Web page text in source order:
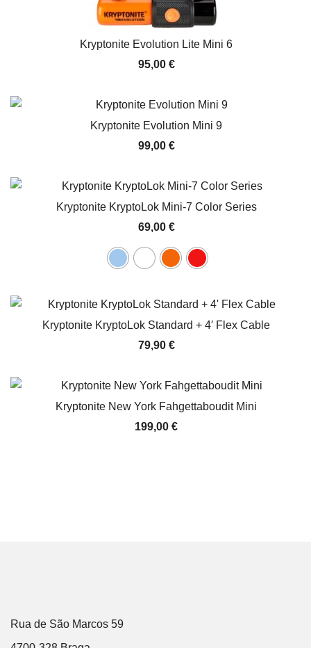
Kryptonite Evolution Lite Mini 6
95,00 €
Kryptonite Evolution Mini 9
99,00 €
Kryptonite KryptoLok Mini-7 Color Series
69,00 €
Kryptonite KryptoLok Standard + 4′ Flex Cable
79,90 €
Kryptonite New York Fahgettaboudit Mini
199,00 €
Rua de São Marcos 59